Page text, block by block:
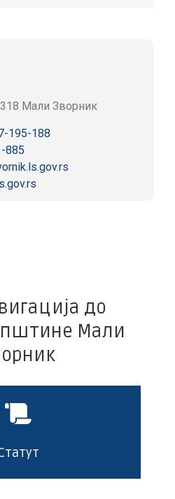
Мали Зворник
195-188
885
до
Мали